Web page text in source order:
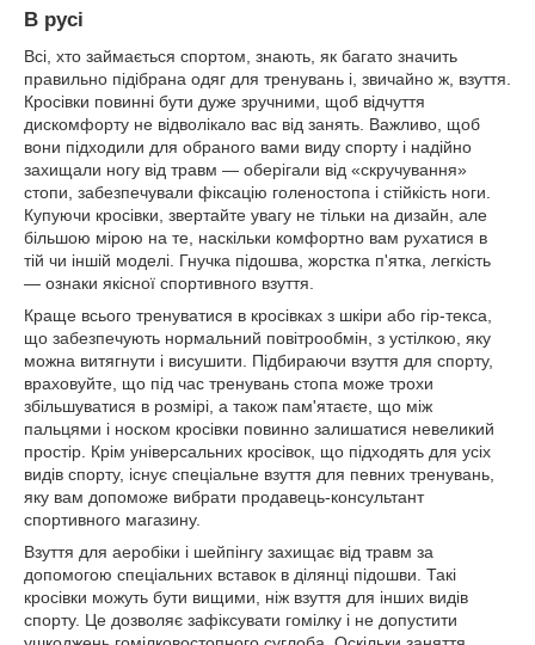
В русі
Всі, хто займається спортом, знають, як багато значить
правильно підібрана одяг для тренувань і, звичайно ж, взуття.
Кросівки повинні бути дуже зручними, щоб відчуття
дискомфорту не відволікало вас від занять. Важливо, щоб
вони підходили для обраного вами виду спорту і надійно
захищали ногу від травм — оберігали від «скручування»
стопи, забезпечували фіксацію голеностопа і стійкість ноги.
Купуючи кросівки, звертайте увагу не тільки на дизайн, але
більшою мірою на те, наскільки комфортно вам рухатися в
тій чи іншій моделі. Гнучка підошва, жорстка п'ятка, легкість
— ознаки якісної спортивного взуття.
Краще всього тренуватися в кросівках з шкіри або гір-текса,
що забезпечують нормальний повітрообмін, з устілкою, яку
можна витягнути і висушити. Підбираючи взуття для спорту,
враховуйте, що під час тренувань стопа може трохи
збільшуватися в розмірі, а також пам'ятаєте, що між
пальцями і носком кросівки повинно залишатися невеликий
простір. Крім універсальних кросівок, що підходять для усіх
видів спорту, існує спеціальне взуття для певних тренувань,
яку вам допоможе вибрати продавець-консультант
спортивного магазину.
Взуття для аеробіки і шейпінгу захищає від травм за
допомогою спеціальних вставок в ділянці підошви. Такі
кросівки можуть бути вищими, ніж взуття для інших видів
спорту. Це дозволяє зафіксувати гомілку і не допустити